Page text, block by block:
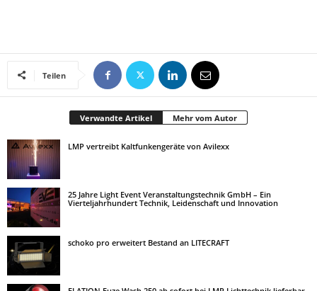
Teilen
Verwandte Artikel Mehr vom Autor
LMP vertreibt Kaltfunkengeräte von Avilexx
25 Jahre Light Event Veranstaltungstechnik GmbH – Ein
Vierteljahrhundert Technik, Leidenschaft und Innovation
schoko pro erweitert Bestand an LITECRAFT